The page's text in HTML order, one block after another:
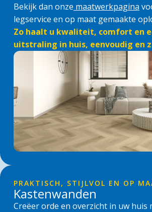
Bekijk dan onze maatwerkpagina
legservice en op maat gemaakte
Zo haalt u kwaliteit, comfort en
uitstraling in huis, eenvoudig en
PRAKTISCH, STIJLVOL EN OP
Kastenwanden
Creëer orde en overzicht in uw huis